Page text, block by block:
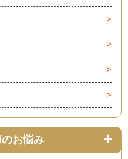
お悩み